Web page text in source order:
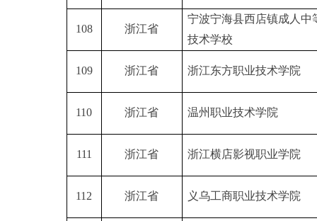
108 浙江省
宁波宁海县西店镇成人中
技术学校
109 浙江省 浙江东方职业技术学院
110 浙江省 温州职业技术学院
111 浙江省 浙江横店影视职业学院
112 浙江省 义乌工商职业技术学院